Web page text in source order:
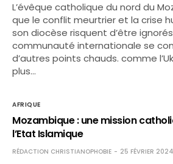
L’évêque catholique du nord du
que le conflit meurtrier et la crise
son diocèse risquent d’être
communauté internationale se
d’autres points chauds. comme
plus…
AFRIQUE
Mozambique : une mission
l’Etat Islamique
RÉDACTION CHRISTIANOPHOBIE 25 FÉVRIER 2024